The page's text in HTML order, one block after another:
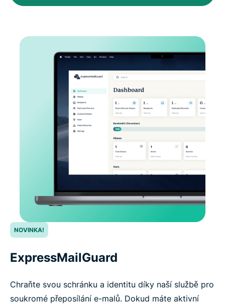
NOVINKA!
ExpressMailGuard
Chraňte svou schránku a identitu díky naší službě pro
soukromé přeposílání e-malů. Dokud máte aktivní